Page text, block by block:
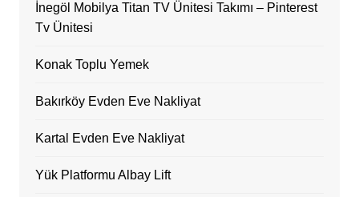
İnegöl Mobilya Titan TV Ünitesi Takımı – Pinterest
Tv Ünitesi
Konak Toplu Yemek
Bakırköy Evden Eve Nakliyat
Kartal Evden Eve Nakliyat
Yük Platformu Albay Lift